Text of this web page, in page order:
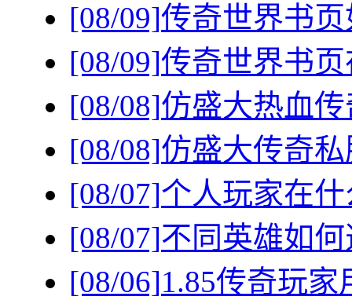
[08/09]传奇世界书
[08/09]传奇世界书
[08/08]仿盛大热血
[08/08]仿盛大传奇
[08/07]个人玩家在
[08/07]不同英雄如
[08/06]1.85传奇玩